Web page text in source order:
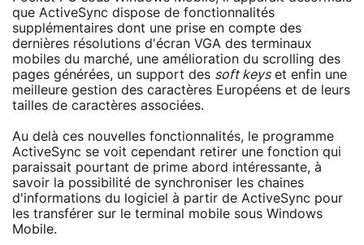
que ActiveSync dispose de fonctionnalités
supplémentaires dont une prise en compte des
dernières résolutions d'écran VGA des terminaux
mobiles du marché, une amélioration du scrolling des
pages générées, un support des soft keyset enfin une
meilleure gestion des caractères Européens et de leurs
tailles de caractères associées.
Au delà ces nouvelles fonctionnalités, le programme
ActiveSync se voit cependant retirer une fonction qui
paraissait pourtant de prime abord intéressante, à
savoir la possibilité de synchroniser les chaines
d'informations du logiciel à partir de ActiveSync pour
les transférer sur le terminal mobile sous Windows
Mobile.